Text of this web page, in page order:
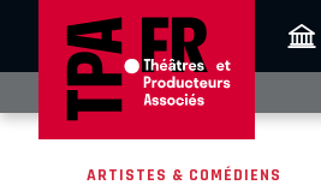
ARTISTES & COMÉDIENS